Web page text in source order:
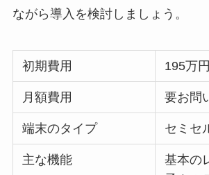
ながら導入を検討しましょう。
初期費用 195万
月額費用 要お問
端末のタイプ セミセ
主な機能
基本の